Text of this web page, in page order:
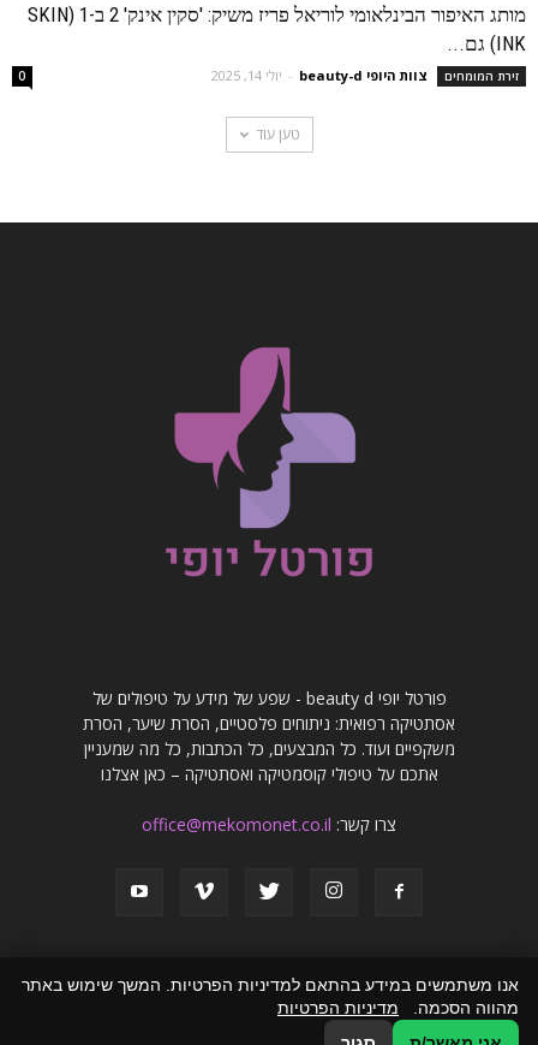
מותג האיפור הבינלאומי לוריאל פריז משיק: 'סקין אינק' 2 ב-1 (SKIN
INK) גם...
זירת המומחים צוות היופי beauty-d - יולי 14, 2025 0
טען עוד
פורטל יופי beauty d - שפע של מידע על טיפולים של
אסתטיקה רפואית: ניתוחים פלסטיים, הסרת שיער, הסרת
משקפיים ועוד. כל המבצעים, כל הכתבות, כל מה שמעניין
אתכם על טיפולי קוסמטיקה ואסתטיקה – כאן אצלנו
צרו קשר: office@mekomonet.co.il
פרסמו אצלנו פרסום מאמרים באתרים
אנו משתמשים במידע בהתאם למדיניות הפרטיות. המשך שימוש באתר
מהווה הסכמה. מדיניות הפרטיות